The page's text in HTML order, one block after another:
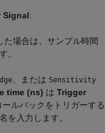
Signal:
た場合は、サンプル時間
。
、または Sensitivity
time (ns) は Trigger
ルバックをトリガーする
を入力します。